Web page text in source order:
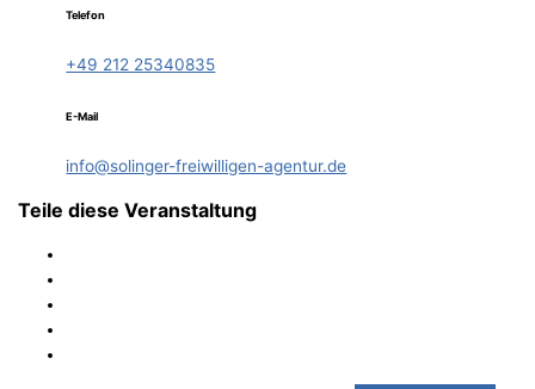
Telefon
+49 212 25340835
E-Mail
info@solinger-freiwilligen-agentur.de
Teile diese Veranstaltung